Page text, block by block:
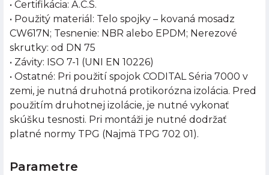
• Certifikácia: A.C.S.
• Použitý materiál: Telo spojky – kovaná mosadz
CW617N; Tesnenie: NBR alebo EPDM; Nerezové
skrutky: od DN 75
• Závity: ISO 7-1 (UNI EN 10226)
• Ostatné: Pri použití spojok CODITAL Séria 7000 v
zemi, je nutná druhotná protikorózna izolácia. Pred
použitím druhotnej izolácie, je nutné vykonať
skúšku tesnosti. Pri montáži je nutné dodržať
platné normy TPG (Najmä TPG 702 01).
Parametre